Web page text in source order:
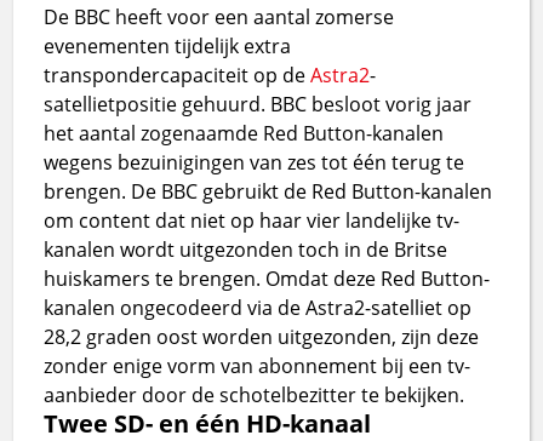
De BBC heeft voor een aantal zomerse
evenementen tijdelijk extra
transpondercapaciteit op deAstra2-
satellietpositie gehuurd. BBC besloot vorig jaar
het aantal zogenaamde Red Button-kanalen
wegens bezuinigingen van zes tot één terug te
brengen. De BBC gebruikt de Red Button-kanalen
om content dat niet op haar vier landelijke tv-
kanalen wordt uitgezonden toch in de Britse
huiskamers te brengen. Omdat deze Red Button-
kanalen ongecodeerd via de Astra2-satelliet op
28,2 graden oost worden uitgezonden, zijn deze
zonder enige vorm van abonnement bij een tv-
aanbieder door de schotelbezitter te bekijken.
Twee SD- en één HD-kanaal